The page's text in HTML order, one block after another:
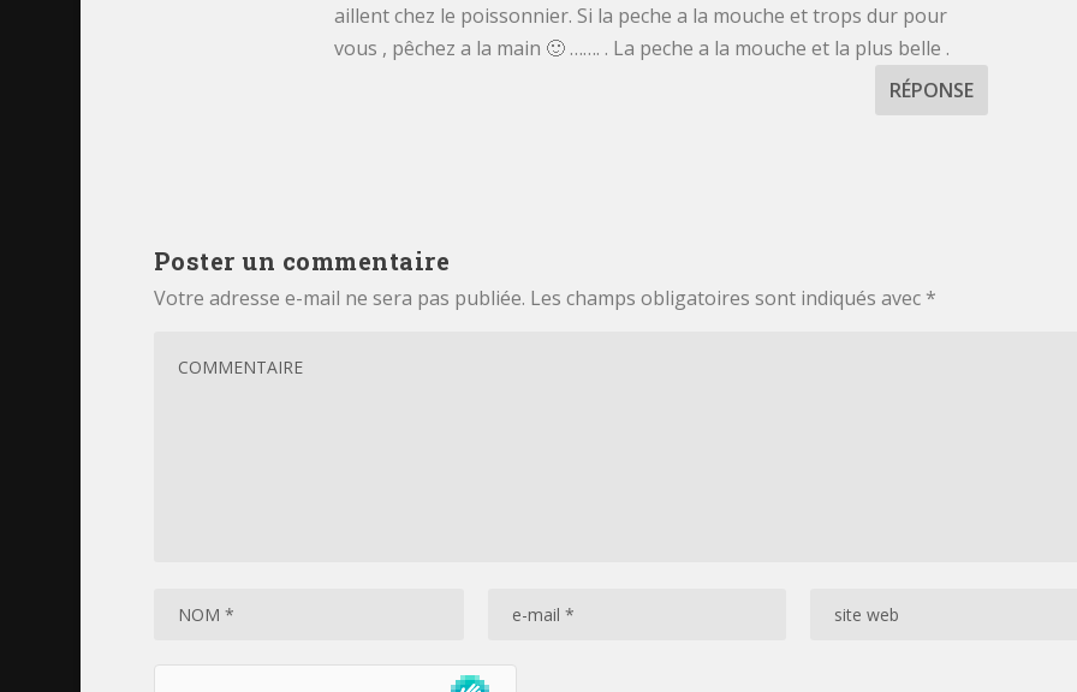
aillent chez le poissonnier. Si la peche a la mouche et trops dur pour
vous , pêchez a la main 🙂 ……. . La peche a la mouche et la plus belle .
RÉPONSE
Poster un commentaire
Votre adresse e-mail ne sera pas publiée. Les champs obligatoires sont indiqués avec *